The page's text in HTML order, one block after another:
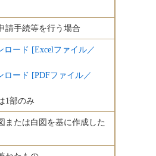
請手続等を行う場合
ロード [Excelファイル／
ロード [PDFファイル／
1部のみ
または白図を基に作成した